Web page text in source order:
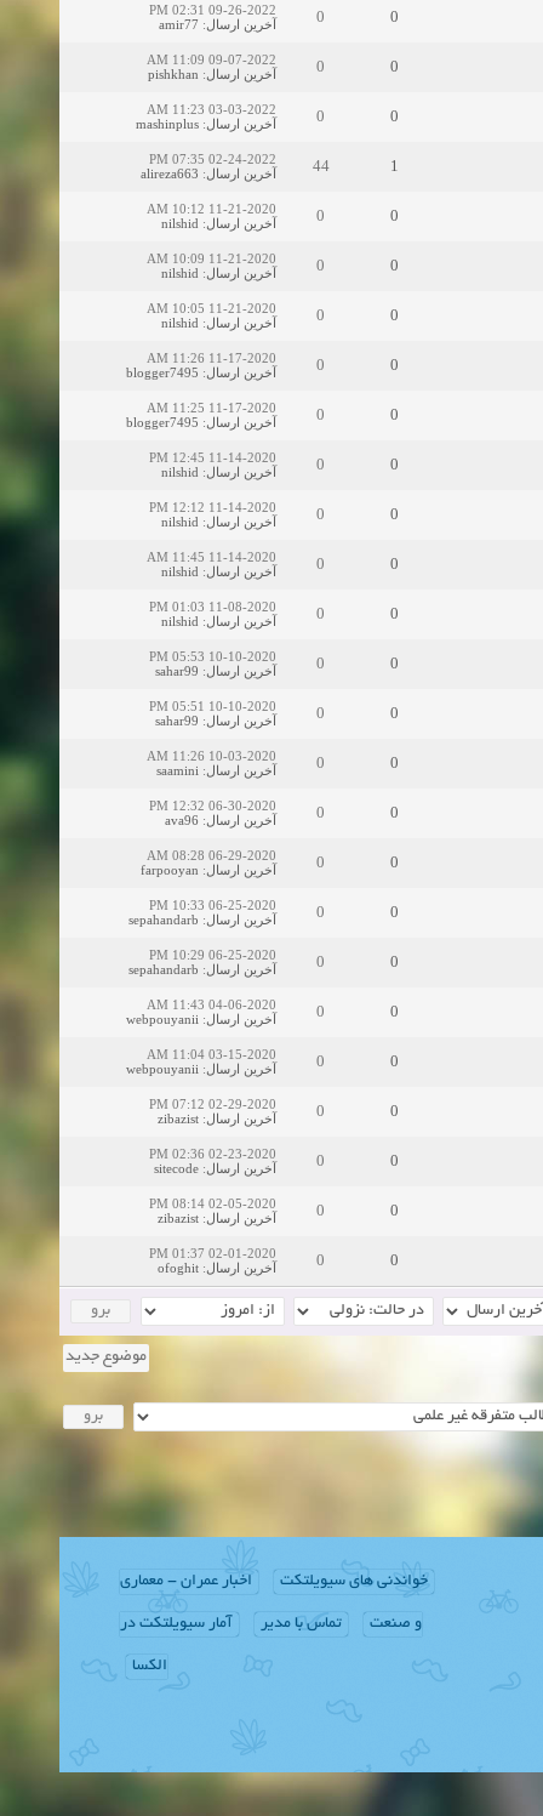
0
0
09-26-2022 02:31 PM
آخرین ارسال:
amir77
0
0
09-07-2022 11:09 AM
آخرین ارسال:
pishkhan
0
0
03-03-2022 11:23 AM
آخرین ارسال:
mashinplus
1
44
02-24-2022 07:35 PM
آخرین ارسال:
alireza663
0
0
11-21-2020 10:12 AM
آخرین ارسال:
nilshid
0
0
11-21-2020 10:09 AM
آخرین ارسال:
nilshid
0
0
11-21-2020 10:05 AM
آخرین ارسال:
nilshid
0
0
11-17-2020 11:26 AM
آخرین ارسال:
blogger7495
0
0
11-17-2020 11:25 AM
آخرین ارسال:
blogger7495
0
0
11-14-2020 12:45 PM
آخرین ارسال:
nilshid
0
0
11-14-2020 12:12 PM
آخرین ارسال:
nilshid
0
0
11-14-2020 11:45 AM
آخرین ارسال:
nilshid
0
0
11-08-2020 01:03 PM
آخرین ارسال:
nilshid
0
0
10-10-2020 05:53 PM
آخرین ارسال:
sahar99
0
0
10-10-2020 05:51 PM
آخرین ارسال:
sahar99
0
0
10-03-2020 11:26 AM
آخرین ارسال:
saamini
0
0
06-30-2020 12:32 PM
آخرین ارسال:
ava96
0
0
06-29-2020 08:28 AM
آخرین ارسال:
farpooyan
0
0
06-25-2020 10:33 PM
آخرین ارسال:
sepahandarb
0
0
06-25-2020 10:29 PM
آخرین ارسال:
sepahandarb
0
0
04-06-2020 11:43 AM
آخرین ارسال:
webpouyanii
0
0
03-15-2020 11:04 AM
آخرین ارسال:
webpouyanii
0
0
02-29-2020 07:12 PM
آخرین ارسال:
zibazist
0
0
02-23-2020 02:36 PM
آخرین ارسال:
sitecode
0
0
02-05-2020 08:14 PM
آخرین ارسال:
zibazist
0
0
02-01-2020 01:37 PM
آخرین ارسال:
ofoghit
موضوع جدید
خواندنی های سیویلتکت اخبار عمران - معماری
و صنعت تماس با مدیر آمار سیویلتکت در
الکسا